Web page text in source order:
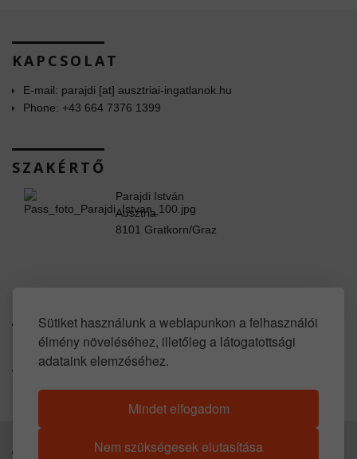
Sütiket használunk a weblapunkon a felhasználói
élmény növeléséhez, illetőleg a látogatottsági
adataink elemzéséhez.
Mindet elfogadom
Nem szükségesek elutasítása
KAPCSOLAT
E-mail: parajdi [at] ausztriai-ingatlanok.hu
Phone: +43 664 7376 1399
SZAKÉRTŐ
Parajdi István
Ausztria
8101 Gratkorn/Graz
SOCIAL LINKS
www.youtube.com/user/propertyinaustria
https://www.huis-kopen-oostenrijk.com
© 2016 - Parajdi Immobilien. All Rights Reserved.